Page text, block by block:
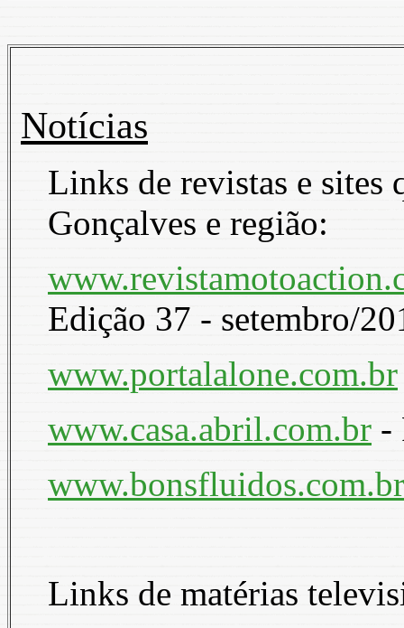
Notícias
Links de revistas e sites
Gonçalves e região:
Edição 37 - setembro/
www.portalalone.com.br
www.casa.abril.com.br -
www.bonsfluidos.com.br
Links de matérias